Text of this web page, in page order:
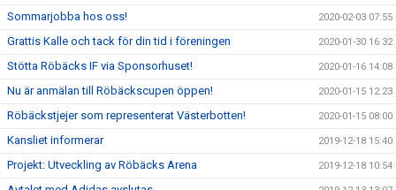
Sommarjobba hos oss! 2020-02-03 07:55
Grattis Kalle och tack för din tid i föreningen 2020-01-30 16:32
Stötta Röbäcks IF via Sponsorhuset! 2020-01-16 14:08
Nu är anmälan till Röbäckscupen öppen! 2020-01-15 12:23
Röbäckstjejer som representerat Västerbotten! 2020-01-15 08:00
Kansliet informerar 2019-12-18 15:40
Projekt: Utveckling av Röbäcks Arena 2019-12-18 10:54